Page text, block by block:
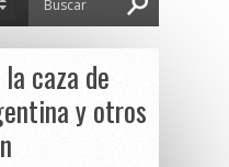
caza de
y otros